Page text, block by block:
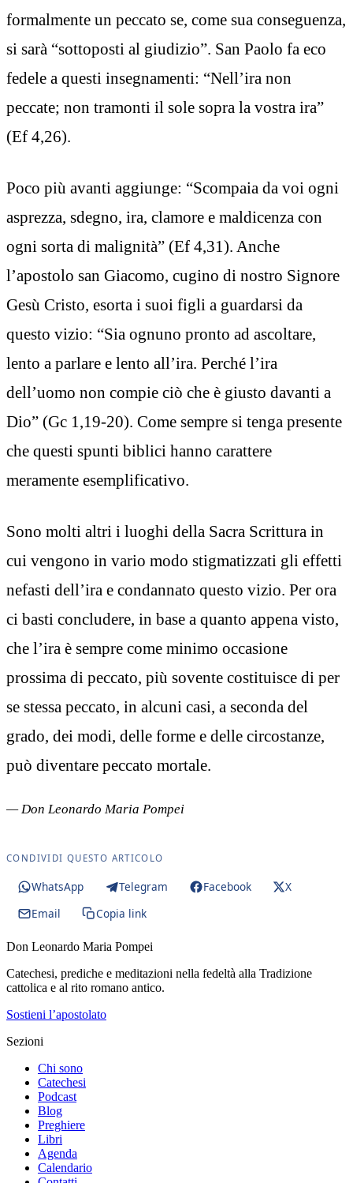
formalmente un peccato se, come sua conseguenza,
si sarà “sottoposti al giudizio”. San Paolo fa eco
fedele a questi insegnamenti: “Nell’ira non
peccate; non tramonti il sole sopra la vostra ira”
(Ef 4,26).
Poco più avanti aggiunge: “Scompaia da voi ogni
asprezza, sdegno, ira, clamore e maldicenza con
ogni sorta di malignità” (Ef 4,31). Anche
l’apostolo san Giacomo, cugino di nostro Signore
Gesù Cristo, esorta i suoi figli a guardarsi da
questo vizio: “Sia ognuno pronto ad ascoltare,
lento a parlare e lento all’ira. Perché l’ira
dell’uomo non compie ciò che è giusto davanti a
Dio” (Gc 1,19-20). Come sempre si tenga presente
che questi spunti biblici hanno carattere
meramente esemplificativo.
Sono molti altri i luoghi della Sacra Scrittura in
cui vengono in vario modo stigmatizzati gli effetti
nefasti dell’ira e condannato questo vizio. Per ora
ci basti concludere, in base a quanto appena visto,
che l’ira è sempre come minimo occasione
prossima di peccato, più sovente costituisce di per
se stessa peccato, in alcuni casi, a seconda del
grado, dei modi, delle forme e delle circostanze,
può diventare peccato mortale.
— Don Leonardo Maria Pompei
CONDIVIDI QUESTO ARTICOLO
WhatsApp Telegram Facebook
X
Email
Copia link
Don Leonardo Maria Pompei
Catechesi, prediche e meditazioni nella fedeltà alla Tradizione
cattolica e al rito romano antico.
Sostieni l’apostolato
Sezioni
Chi sono
Catechesi
Podcast
Blog
Preghiere
Libri
Agenda
Calendario